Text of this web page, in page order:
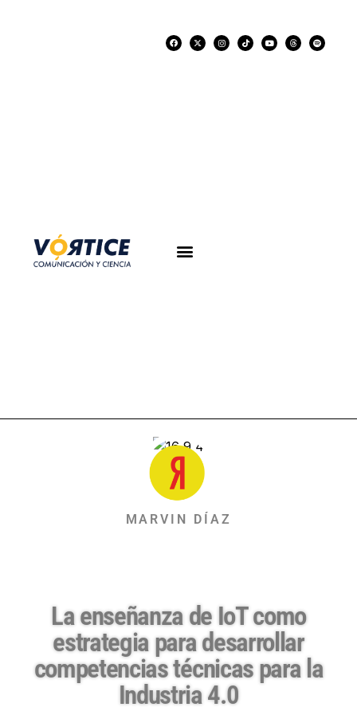
MARVIN DÍAZ
La enseñanza de IoT como
estrategia para desarrollar
competencias técnicas para la
Industria 4.0